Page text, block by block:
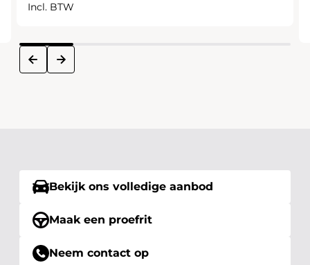
Incl. BTW
prev next
Bekijk ons volledige aanbod
Maak een proefrit
Neem contact op